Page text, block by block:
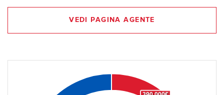
VEDI PAGINA AGENTE